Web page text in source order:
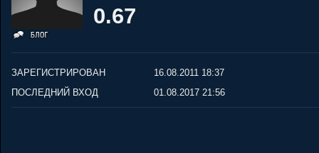
0.67
ЗАРЕГИСТРИРОВАН
16.08.2011 18:37
ПОСЛЕДНИЙ ВХОД
01.08.2017 21:56